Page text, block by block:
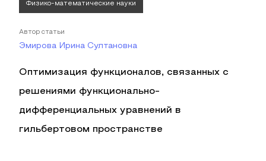
Физико-математические науки
Автор статьи
Эмирова Ирина Султановна
Оптимизация функционалов, связанных с
решениями функционально-
дифференциальных уравнений в
гильбертовом пространстве